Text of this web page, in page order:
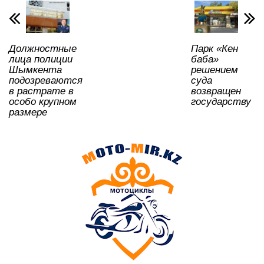
p
o
k
ть
Должностные
лица полиции
Шымкента
подозреваются
в растрате в
особо крупном
размере
Парк «Кен
баба»
решением
суда
возвращен
государству